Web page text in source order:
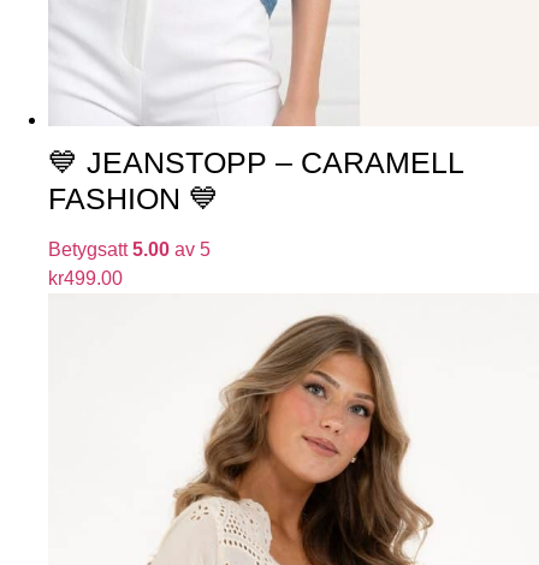
💙 JEANSTOPP – CARAMELL
FASHION 💙
Betygsatt5.00 av 5
kr499.00